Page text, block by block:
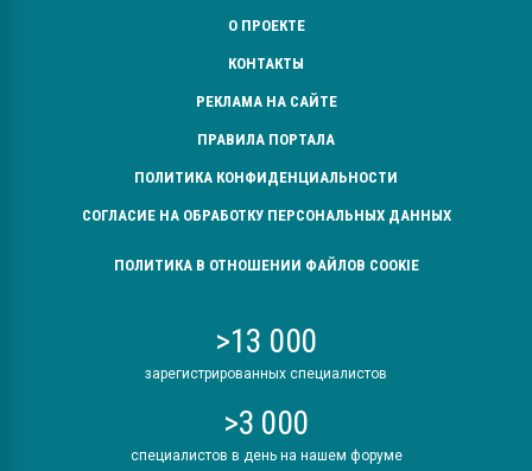
О ПРОЕКТЕ
КОНТАКТЫ
РЕКЛАМА НА САЙТЕ
ПРАВИЛА ПОРТАЛА
ПОЛИТИКА КОНФИДЕНЦИАЛЬНОСТИ
СОГЛАСИЕ НА ОБРАБОТКУ ПЕРСОНАЛЬНЫХ ДАННЫХ
ПОЛИТИКА В ОТНОШЕНИИ ФАЙЛОВ COOKIE
>13 000
зарегистрированных специалистов
>3 000
специалистов в день на нашем форуме